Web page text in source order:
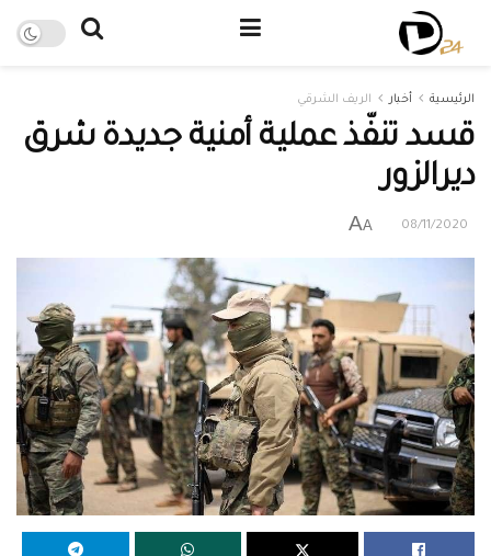
الرئيسية أخبار الريف الشرقي
قسد تنفّذ عملية أمنية جديدة شرق
ديرالزور
08/11/2020
A
A